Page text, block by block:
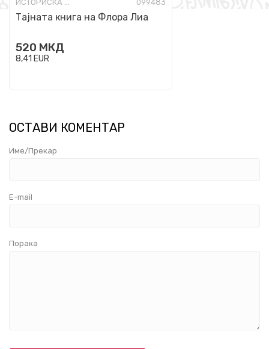
099483
Тајната книга на Флора Лиа
520 МКД
8,41 EUR
ОСТАВИ КОМЕНТАР
Име/Прекар
E-mail
Порака